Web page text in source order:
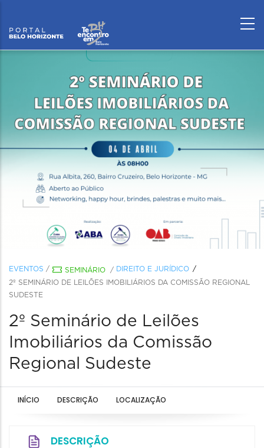
EVENTOS / SEMINÁRIO / DIREITO E JURÍDICO
2º SEMINÁRIO DE LEILÕES IMOBILIÁRIOS DA COMISSÃO REGIONAL
SUDESTE
2º Seminário de Leilões
Imobiliários da Comissão
Regional Sudeste
INÍCIO DESCRIÇÃO LOCALIZAÇÃO
DESCRIÇÃO